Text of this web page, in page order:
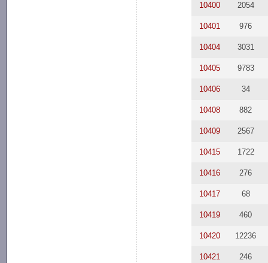
10400 2054
10401 976
10404 3031
10405 9783
10406 34
10408 882
10409 2567
10415 1722
10416 276
10417 68
10419 460
10420 12236
10421 246